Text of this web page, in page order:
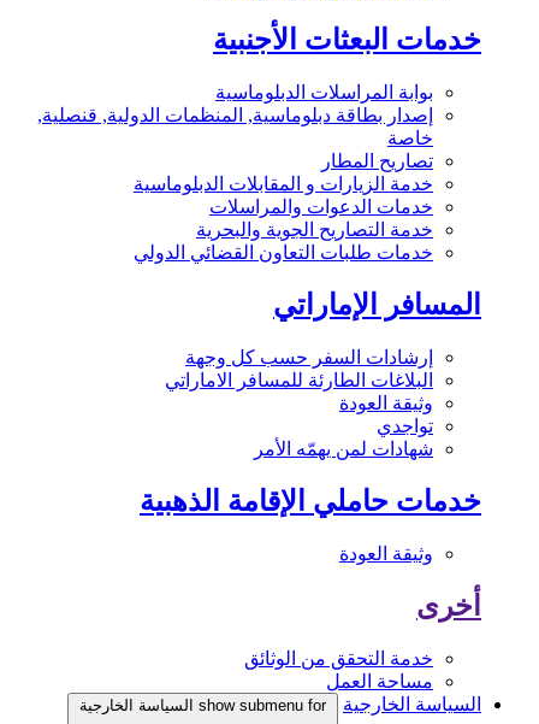
خدمات البعثات الأجنبية
بوابة المراسلات الدبلوماسية
إصدار بطاقة دبلوماسية, المنظمات الدولية, قنصلية,
خاصة
تصاريح المطار
خدمة الزيارات و المقابلات الدبلوماسية
خدمات الدعوات والمراسلات
خدمة التصاريح الجوية والبحرية
خدمات طلبات التعاون القضائي الدولي
المسافر الإماراتي
إرشادات السفر حسب كل وجهة
البلاغات الطارئة للمسافر الاماراتي
وثيقة العودة
تواجدي
شهادات لمن يهمّه الأمر
خدمات حاملي الإقامة الذهبية
وثيقة العودة
أخرى
خدمة التحقق من الوثائق
مساحة العمل
السياسة الخارجية
show submenu for السياسة الخارجية